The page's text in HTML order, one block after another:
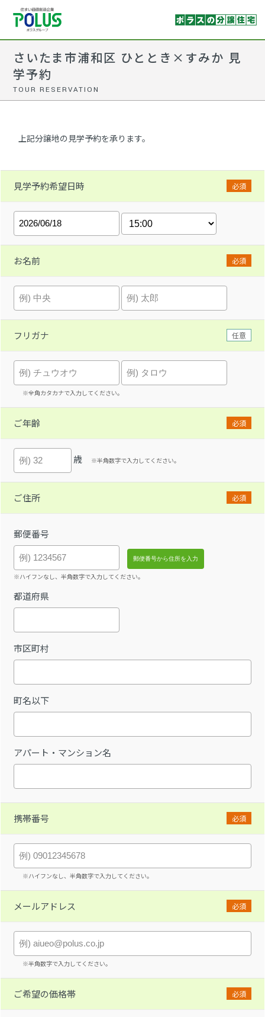
さいたま市浦和区 ひととき×すみか 見
学予約
TOUR RESERVATION
上記分譲地の見学予約を承ります。
見学予約希望日時 必須
お名前 必須
フリガナ 任意
※全角カタカナで入力してください。
ご年齢 必須
歳 ※半角数字で入力してください。
ご住所 必須
郵便番号
※ハイフンなし、半角数字で入力してください。
都道府県
市区町村
町名以下
アパート・マンション名
携帯番号 必須
※ハイフンなし、半角数字で入力してください。
メールアドレス 必須
※半角数字で入力してください。
ご希望の価格帯 必須